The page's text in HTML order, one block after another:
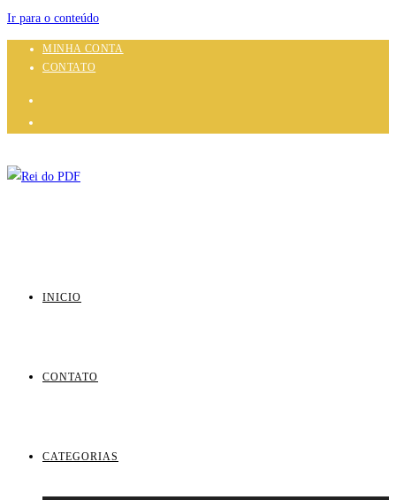
Ir para o conteúdo
MINHA CONTA
CONTATO
INICIO
CONTATO
CATEGORIAS